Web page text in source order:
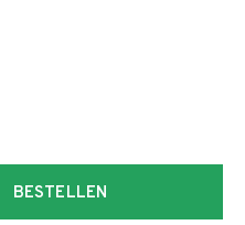
BESTELLEN